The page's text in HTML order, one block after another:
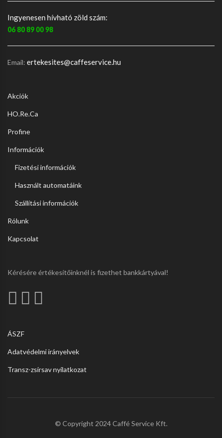
Ingyenesen hívható zöld szám:
06 80 89 00 98
Email: ertekesites@caffeservice.hu
Akciók
HO.Re.Ca
Profine
Információk
Fizetési információk
Használt automatáink
Szállítási információk
Rólunk
Kapcsolat
Kérésére értékesítőinknél is fizethet bankkártyával!
ÁSZF
Adatvédelmi irányelvek
Transz-zsírsav nyilatkozat
© Copyright 2024 Caffé Service Kft.